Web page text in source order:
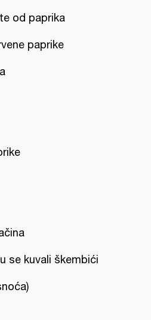
od paprika
paprike
se kuvali škembići